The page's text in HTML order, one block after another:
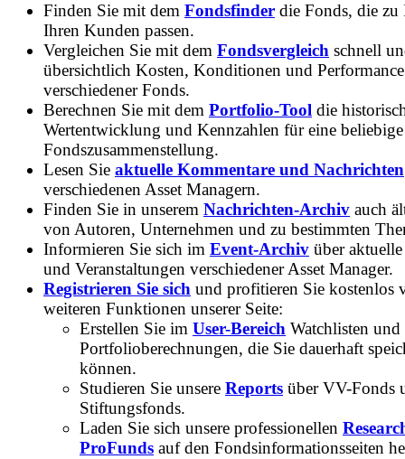
Finden Sie mit dem Fondsfinder die Fonds, die zu
Ihren Kunden passen.
Vergleichen Sie mit dem Fondsvergleich schnell
übersichtlich Kosten, Konditionen und Performance
verschiedener Fonds.
Berechnen Sie mit dem Portfolio-Tool die
Wertentwicklung und Kennzahlen für eine beliebige
Fondszusammenstellung.
Lesen Sie aktuelle Kommentare und Nachrichten
verschiedenen Asset Managern.
Finden Sie in unserem Nachrichten-Archiv auch
von Autoren, Unternehmen und zu bestimmten
Informieren Sie sich im Event-Archiv über
und Veranstaltungen verschiedener Asset Manager.
Registrieren Sie sich und profitieren Sie kostenlos
weiteren Funktionen unserer Seite:
Erstellen Sie im User-Bereich Watchlisten und
Portfolioberechnungen, die Sie dauerhaft
können.
Studieren Sie unsere Reports über VV-Fonds
Stiftungsfonds.
Laden Sie sich unsere professionellen
ProFunds auf den Fondsinformationsseiten